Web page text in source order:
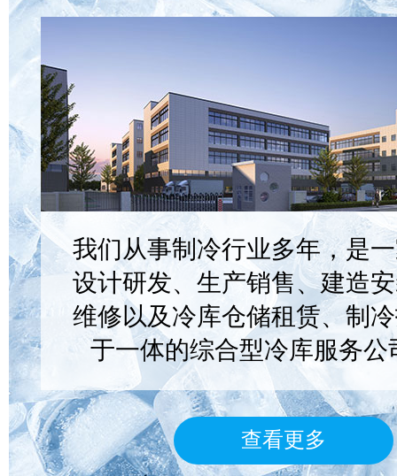
我们从事制冷行业多年，是
设计研发、生产销售、建造
维修以及冷库仓储租赁、制
于一体的综合型冷库服务公
查看更多